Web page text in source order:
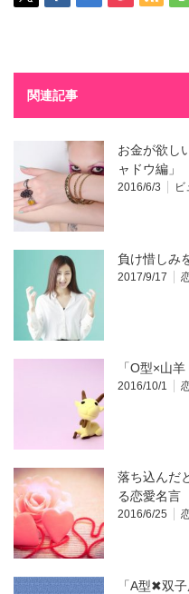
関連記事
お金が欲し
ャドウ編」
2016/6/3 ビ
負け惜しみ
2017/9/17
「O型×山
2016/10/1
落ち込んだ
る恋愛名言
2016/6/25
「A型✖双